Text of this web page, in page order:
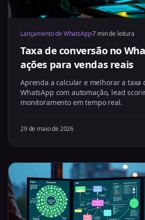
Lançamento de WhatsApp·7 min de leitura
Taxa de conversão no
ações para vendas reais
Aprenda a calcular e melhorar a taxa
WhatsApp com automação, lead
monitoramento em tempo real.
29 de maio de 2026